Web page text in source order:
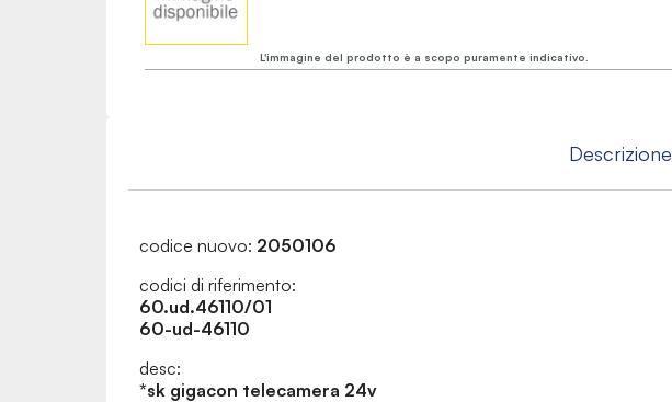
L'immagine del prodotto è a scopo puramente indicativo.
Descrizione
codice nuovo: 2050106
codici di riferimento:
60.ud.46110/01
60-ud-46110
desc:
*sk gigacon telecamera 24v